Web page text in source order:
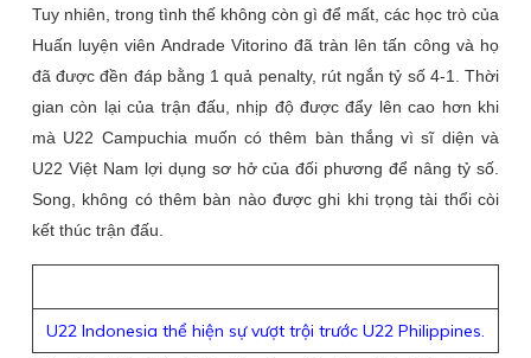
Tuy nhiên, trong tình thế không còn gì để mất, các học trò của
Huấn luyện viên Andrade Vitorino đã tràn lên tấn công và họ
đã được đền đáp bằng 1 quả penalty, rút ngắn tỷ số 4-1. Thời
gian còn lại của trận đấu, nhịp độ được đẩy lên cao hơn khi
mà U22 Campuchia muốn có thêm bàn thắng vì sĩ diện và
U22 Việt Nam lợi dụng sơ hở của đối phương để nâng tỷ số.
Song, không có thêm bàn nào được ghi khi trọng tài thổi còi
kết thúc trận đấu.
U22 Indonesia thể hiện sự vượt trội trước U22 Philippines.